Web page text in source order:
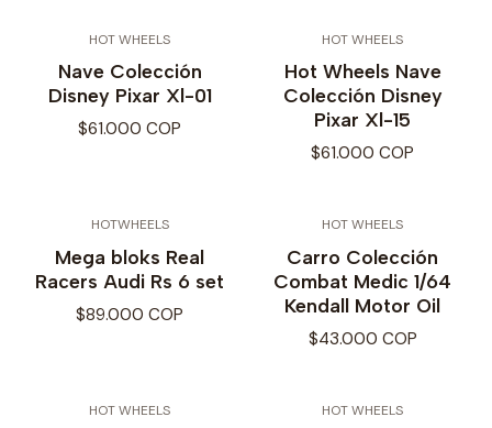
HOT WHEELS
Nave Colección
Disney Pixar Xl-01
$61.000 COP
HOT WHEELS
Hot Wheels Nave
Colección Disney
Pixar Xl-15
$61.000 COP
HOTWHEELS
Mega bloks Real
Racers Audi Rs 6 set
$89.000 COP
HOT WHEELS
Carro Colección
Combat Medic 1/64
Kendall Motor Oil
$43.000 COP
HOT WHEELS HOT WHEELS